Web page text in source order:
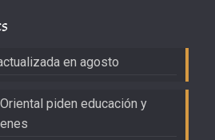
en agosto
piden educación y